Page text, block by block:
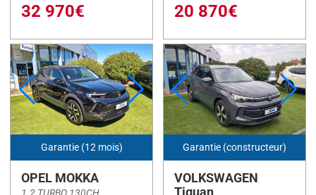
T-ROC CABRIOLET
Tiguan (1)
TUCSON (2)
Twingo III (3)
X-Trail (14)
X1 (1)
X2 (1)
32 970€ 20 870€
Garantie (12 mois)
OPEL MOKKA
Garantie (constructeur)
VOLKSWAGEN
Tiguan